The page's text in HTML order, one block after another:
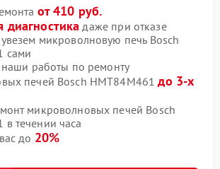
от 410 руб.
диагностика даже при отказе
микроволновую печь Bosch
сами
наши работы по ремонту
печей Bosch HMT84M461до 3-х
микроволновых печей Bosch
течении часа
до 20%